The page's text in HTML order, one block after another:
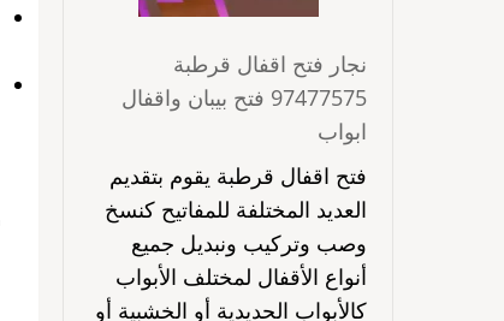
نجار فتح اقفال قرطبة
97477575 فتح بيبان واقفال
ابواب
فتح اقفال قرطبة يقوم بتقديم
العديد المختلفة للمفاتيح كنسخ
وصب وتركيب ونبديل جميع
أنواع الأقفال لمختلف الأبواب
كالأبواب الحديدية أو الخشبية أو